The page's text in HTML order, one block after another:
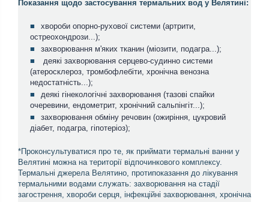
Показання щодо застосування термальних вод у Велятині:
хвороби опорно-рухової системи (артрити,
остреохондрози...);
захворювання м'яких тканин (міозити, подагра...);
деякі захворювання серцево-судинно системи
(атеросклероз, тромбофлебіти, хронічна венозна
недостатність...);
деякі гінекологічні захворювання (тазові спайки
очеревини, ендометрит, хронічний сальпінгіт...);
захворювання обміну речовин (ожиріння, цукровий
діабет, подагра, гіпотеріоз);
*Проконсультуватися про те, як приймати термальні ванни у
Велятині можна на території відпочинкового комплексу.
Термальні джерела Велятино, протипоказання до лікування
термальними водами служать: захворювання на стадії
загострення, хвороби серця, інфекційні захворювання, хронічна